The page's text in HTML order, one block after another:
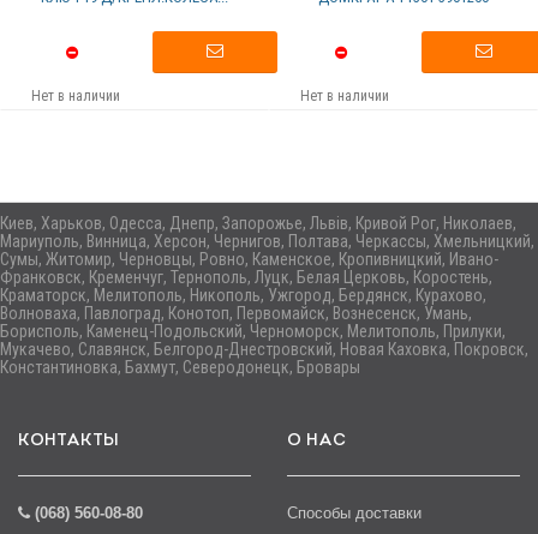
Нет в наличии Нет в наличии
Киев, Харьков, Одесса, Днепр, Запорожье, Львів, Кривой Рог, Николаев,
Мариуполь, Винница, Херсон, Чернигов, Полтава, Черкассы, Хмельницкий,
Сумы, Житомир, Черновцы, Ровно, Каменское, Кропивницкий, Ивано-
Франковск, Кременчуг, Тернополь, Луцк, Белая Церковь, Коростень,
Краматорск, Мелитополь, Никополь, Ужгород, Бердянск, Курахово,
Волноваха, Павлоград, Конотоп, Первомайск, Вознесенск, Умань,
Борисполь, Каменец-Подольский, Черноморск, Мелитополь, Прилуки,
Мукачево, Славянск, Белгород-Днестровский, Новая Каховка, Покровск,
Константиновка, Бахмут, Северодонецк, Бровары
КОНТАКТЫ
(068) 560-08-80
О НАС
Способы доставки